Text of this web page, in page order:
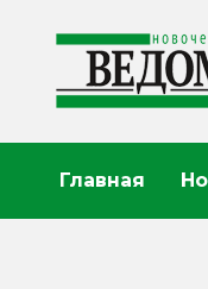
содержанию
Главная